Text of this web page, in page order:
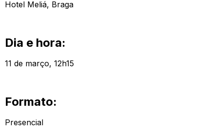
Hotel Meliá, Braga
Dia e hora:
11 de março, 12h15
Formato:
Presencial